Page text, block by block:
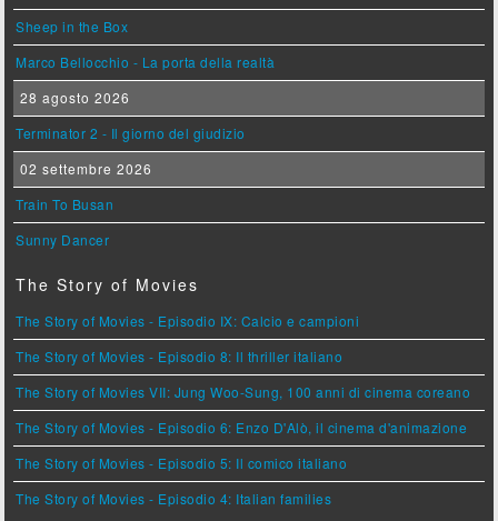
Sheep in the Box
Marco Bellocchio - La porta della realtà
28 agosto 2026
Terminator 2 - Il giorno del giudizio
02 settembre 2026
Train To Busan
Sunny Dancer
The Story of Movies
The Story of Movies - Episodio IX: Calcio e campioni
The Story of Movies - Episodio 8: Il thriller italiano
The Story of Movies VII: Jung Woo-Sung, 100 anni di cinema coreano
The Story of Movies - Episodio 6: Enzo D'Alò, il cinema d'animazione
The Story of Movies - Episodio 5: Il comico italiano
The Story of Movies - Episodio 4: Italian families